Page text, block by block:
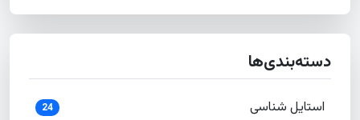
دسته‌بندی‌ها
استایل شناسی 24